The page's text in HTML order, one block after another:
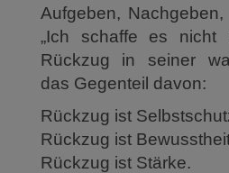
Aufgeben,
„Ich schaffe es nicht
Rückzug in seiner
das Gegenteil davon:
Rückzug ist
Rückzug ist
Rückzug ist Stärke.